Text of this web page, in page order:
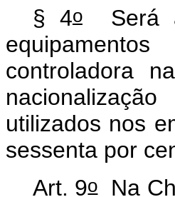
§ 4oSerá
controladora
utilizados nos
sessenta por
Art. 9oNa